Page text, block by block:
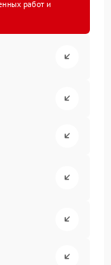
работ и